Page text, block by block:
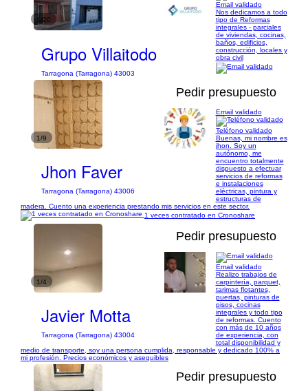
1/20
Grupo Villaitodo
Tarragona (Tarragona) 43003
Email validado
Nos dedicamos a todo
tipo de Reformas
integrales - parciales
de viviendas, cocinas,
baños, edificios,
construcción, locales y
obra civil
1/9
Pedir presupuesto
Jhon Faver
Tarragona (Tarragona) 43006
Email validado
Teléfono validado
Buenas, mi nombre es
jhon. Soy un
autónomo, me
encuentro totalmente
dispuesto a efectuar
servicios de reformas
e instalaciones
eléctricas, pintura y
estructuras de
madera. Cuento una experiencia prestando mis servicios en este sector.
1 veces contratado en Cronoshare
1/4
Pedir presupuesto
Javier Motta
Tarragona (Tarragona) 43004
Email validado
Realizo trabajos de
carpintería, parquet,
tarimas flotantes,
puertas, pinturas de
pisos, cocinas
integrales y todo tipo
de reformas. Cuento
con más de 10 años
de experiencia, con
total disponibilidad y
medio de transporte, soy una persona cumplida, responsable y dedicado 100% a
mi profesión. Precios económicos y asequibles
Pedir presupuesto